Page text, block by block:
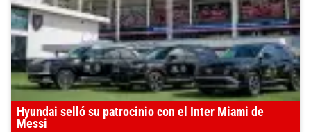
Hyundai selló su patrocinio con el Inter Miami de
Messi